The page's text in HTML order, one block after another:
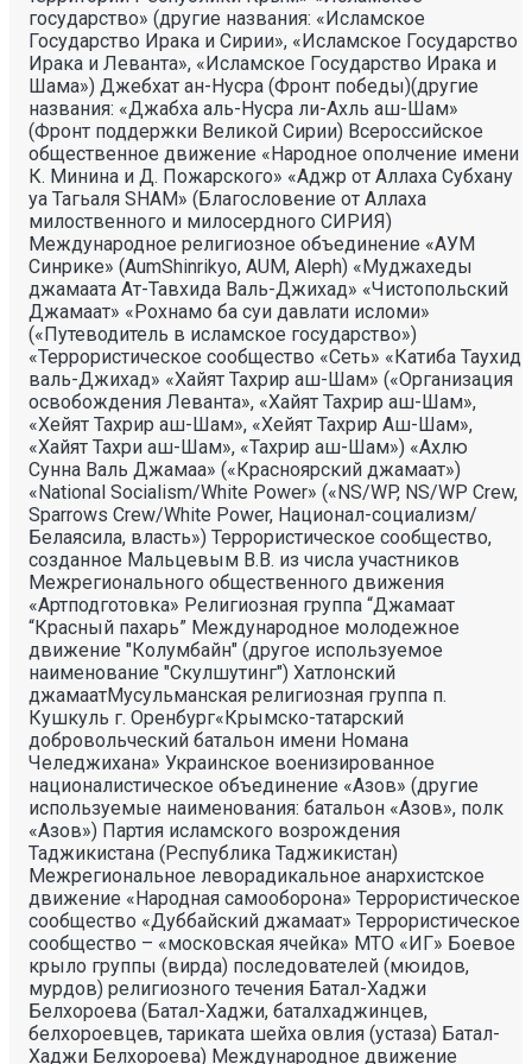
государство» (другие названия: «Исламское
Государство Ирака и Сирии», «Исламское Государство
Ирака и Леванта», «Исламское Государство Ирака и
Шама») Джебхат ан-Нусра (Фронт победы)(другие
названия: «Джабха аль-Нусра ли-Ахль аш-Шам»
(Фронт поддержки Великой Сирии) Всероссийское
общественное движение «Народное ополчение имени
К. Минина и Д. Пожарского» «Аджр от Аллаха Субхану
уа Тагьаля SHAM» (Благословение от Аллаха
милоственного и милосердного СИРИЯ)
Международное религиозное объединение «АУМ
Синрике» (AumShinrikyo, AUM, Aleph) «Муджахеды
джамаата Ат-Тавхида Валь-Джихад» «Чистопольский
Джамаат» «Рохнамо ба суи давлати исломи»
(«Путеводитель в исламское государство»)
«Террористическое сообщество «Сеть» «Катиба Таухид
валь-Джихад» «Хайят Тахрир аш-Шам» («Организация
освобождения Леванта», «Хайят Тахрир аш-Шам»,
«Хейят Тахрир аш-Шам», «Хейят Тахрир Аш-Шам»,
«Хайят Тахри аш-Шам», «Тахрир аш-Шам») «Ахлю
Сунна Валь Джамаа» («Красноярский джамаат»)
«National Socialism/White Power» («NS/WP, NS/WP Crew,
Sparrows Crew/White Power, Национал-социализм/
Белаясила, власть») Террористическое сообщество,
созданное Мальцевым В.В. из числа участников
Межрегионального общественного движения
«Артподготовка» Религиозная группа “Джамаат
“Красный пахарь” Международное молодежное
движение "Колумбайн" (другое используемое
наименование "Скулшутинг") Хатлонский
джамаатМусульманская религиозная группа п.
Кушкуль г. Оренбург«Крымско-татарский
добровольческий батальон имени Номана
Челеджихана» Украинское военизированное
националистическое объединение «Азов» (другие
используемые наименования: батальон «Азов», полк
«Азов») Партия исламского возрождения
Таджикистана (Республика Таджикистан)
Межрегиональное леворадикальное анархистское
движение «Народная самооборона» Террористическое
сообщество «Дуббайский джамаат» Террористическое
сообщество – «московская ячейка» МТО «ИГ» Боевое
крыло группы (вирда) последователей (мюидов,
мурдов) религиозного течения Батал-Хаджи
Белхороева (Батал-Хаджи, баталхаджинцев,
белхороевцев, тариката шейха овлия (устаза) Батал-
Хаджи Белхороева) Международное движение